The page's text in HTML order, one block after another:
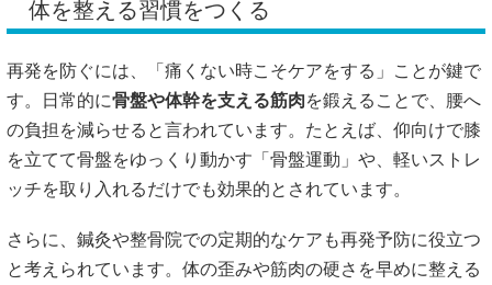
体を整える習慣をつくる
再発を防ぐには、「痛くない時こそケアをする」ことが鍵で
す。日常的に骨盤や体幹を支える筋肉を鍛えることで、腰へ
の負担を減らせると言われています。たとえば、仰向けで膝
を立てて骨盤をゆっくり動かす「骨盤運動」や、軽いストレ
ッチを取り入れるだけでも効果的とされています。
さらに、鍼灸や整骨院での定期的なケアも再発予防に役立つ
と考えられています。体の歪みや筋肉の硬さを早めに整える